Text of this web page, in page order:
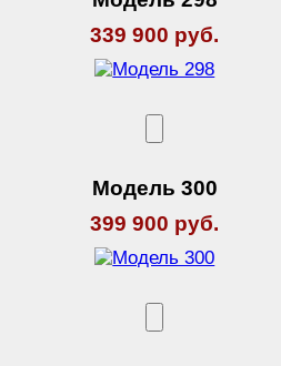
339 900 руб.
Модель 300
399 900 руб.